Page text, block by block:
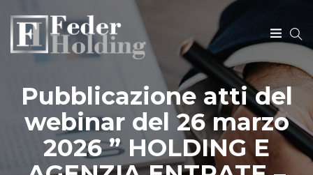
SEARCH
Pubblicazione atti del
webinar del 26 marzo
2026 ” HOLDING E